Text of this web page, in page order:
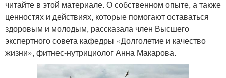
читайте в этой материале. О собственном опыте, а также
ценностях и действиях, которые помогают оставаться
здоровым и молодым, рассказала член Высшего
экспертного совета кафедры «Долголетие и качество
жизни», фитнес-нутрициолог Анна Макарова.